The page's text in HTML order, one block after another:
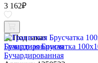
3 162₽
Под заказ
Гранитная Брусчатка
Бучардированная